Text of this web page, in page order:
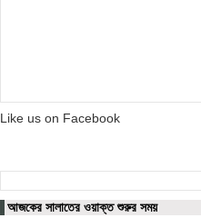
Like us on Facebook
আজকের সালাতের ওয়াক্ত শুরুর সময়